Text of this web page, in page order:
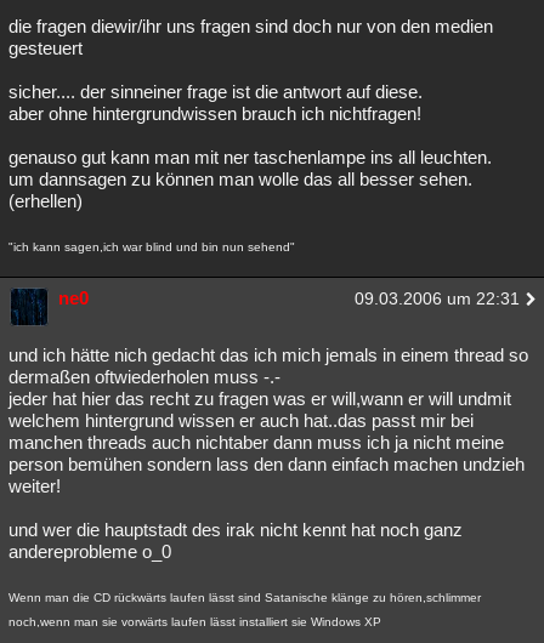
die fragen diewir/ihr uns fragen sind doch nur von den medien
gesteuert
sicher.... der sinneiner frage ist die antwort auf diese.
aber ohne hintergrundwissen brauch ich nichtfragen!
genauso gut kann man mit ner taschenlampe ins all leuchten.
um dannsagen zu können man wolle das all besser sehen.
(erhellen)
"ich kann sagen,ich war blind und bin nun sehend"
ne0 09.03.2006 um 22:31
und ich hätte nich gedacht das ich mich jemals in einem thread so
dermaßen oftwiederholen muss -.-
jeder hat hier das recht zu fragen was er will,wann er will undmit
welchem hintergrund wissen er auch hat..das passt mir bei
manchen threads auch nichtaber dann muss ich ja nicht meine
person bemühen sondern lass den dann einfach machen undzieh
weiter!
und wer die hauptstadt des irak nicht kennt hat noch ganz
andereprobleme o_0
Wenn man die CD rückwärts laufen lässt sind Satanische klänge zu hören,schlimmer
noch,wenn man sie vorwärts laufen lässt installiert sie Windows XP